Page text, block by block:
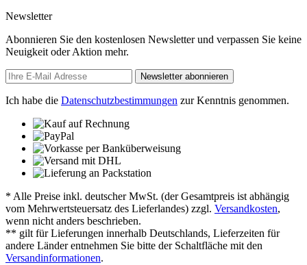
Newsletter
Abonnieren Sie den kostenlosen Newsletter und verpassen Sie keine
Neuigkeit oder Aktion mehr.
Newsletter abonnieren
Ich habe die Datenschutzbestimmungen zur Kenntnis genommen.
* Alle Preise inkl. deutscher MwSt. (der Gesamtpreis ist abhängig
vom Mehrwertsteuersatz des Lieferlandes) zzgl. Versandkosten,
wenn nicht anders beschrieben.
** gilt für Lieferungen innerhalb Deutschlands, Lieferzeiten für
andere Länder entnehmen Sie bitte der Schaltfläche mit den
Versandinformationen.